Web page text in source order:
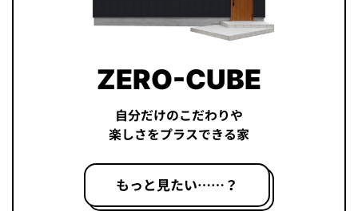
ZERO-CUBE
自分だけのこだわりや
楽しさをプラスできる家
もっと見たい……？